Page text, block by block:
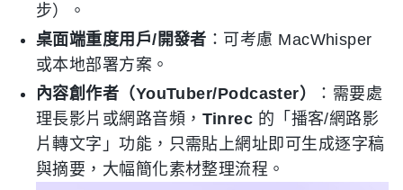
步）。
桌面端重度用戶/開發者 ：可考慮 MacWhisper
或本地部署方案。
內容創作者（YouTuber/Podcaster）
：需要處
理長影片或網路音頻， Tinrec 的「播客/網路影
片轉文字」功能，只需貼上網址即可生成逐字稿
與摘要，大幅簡化素材整理流程。